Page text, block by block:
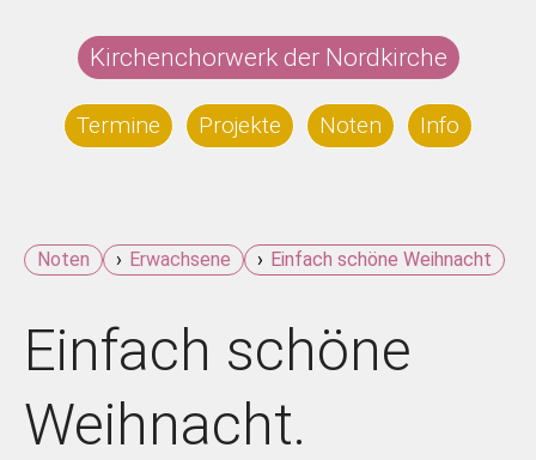
Kirchenchorwerk der Nordkirche
Termine Projekte Noten Info
Noten Erwachsene Einfach schöne Weihnacht
Einfach schöne
Weihnacht.